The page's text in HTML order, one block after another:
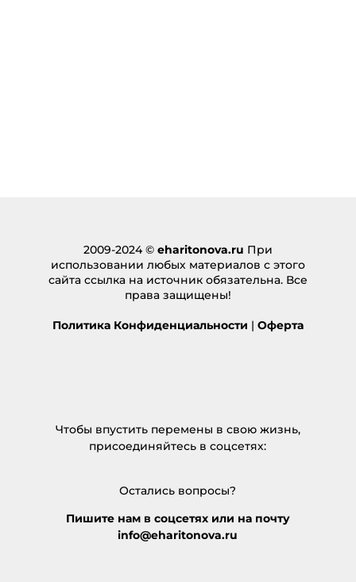
2009-2024 © eharitonova.ru При
использовании любых материалов с этого
сайта ссылка на источник обязательна. Все
права защищены!
Политика Конфиденциальности | Оферта
Чтобы впустить перемены в свою жизнь,
присоединяйтесь в соцсетях:
Остались вопросы?
Пишите нам в соцсетях или на почту
info@eharitonova.ru